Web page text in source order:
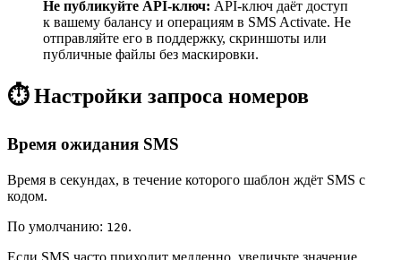
Не публикуйте API-ключ: API-ключ даёт доступ
к вашему балансу и операциям в SMS Activate. Не
отправляйте его в поддержку, скриншоты или
публичные файлы без маскировки.
⏱️ Настройки запроса номеров
Время ожидания SMS
Время в секундах, в течение которого шаблон ждёт SMS с
кодом.
По умолчанию: 120.
Если SMS часто приходит медленно, увеличьте значение.